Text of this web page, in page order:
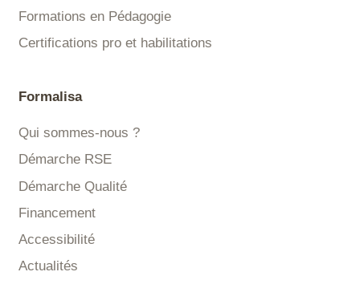
Formations en Pédagogie
Certifications pro et habilitations
Formalisa
Qui sommes-nous ?
Démarche RSE
Démarche Qualité
Financement
Accessibilité
Actualités